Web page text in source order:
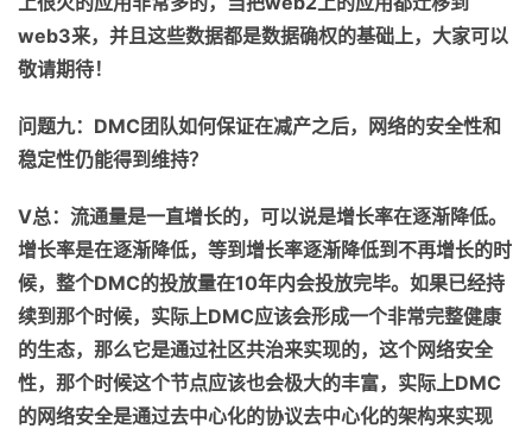
web3来， 并且这些数据都是数据确权的基础上， 大家可以
敬请期待！
问题九： DMC团队如何保证在减产之后，网络的安全性和
稳定性仍能得到维持？
V总：流通量是一直增长的， 可以说是增长率在逐渐降低。
增长率是在逐渐降低，等到增长率逐渐降低到不再增长的时
候，整个DMC的投放量在10年内会投放完毕。 如果已经持
续到那个时候，实际上DMC应该会形成一个非常完整健康
的生态，那么它是通过社区共治来实现的，这个网络安全
性，那个时候这个节点应该也会极大的丰富，实际上DMC
的网络安全是通过去中心化的协议去中心化的架构来实现